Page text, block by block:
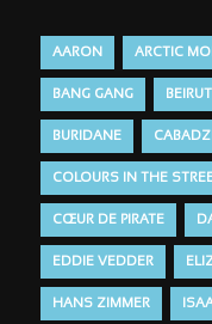
AARON ARCTIC
BANG GANG BEIRUT
BURIDANE CABADZI
COLOURS IN THE
CŒUR DE PIRATE
EDDIE VEDDER
HANS ZIMMER